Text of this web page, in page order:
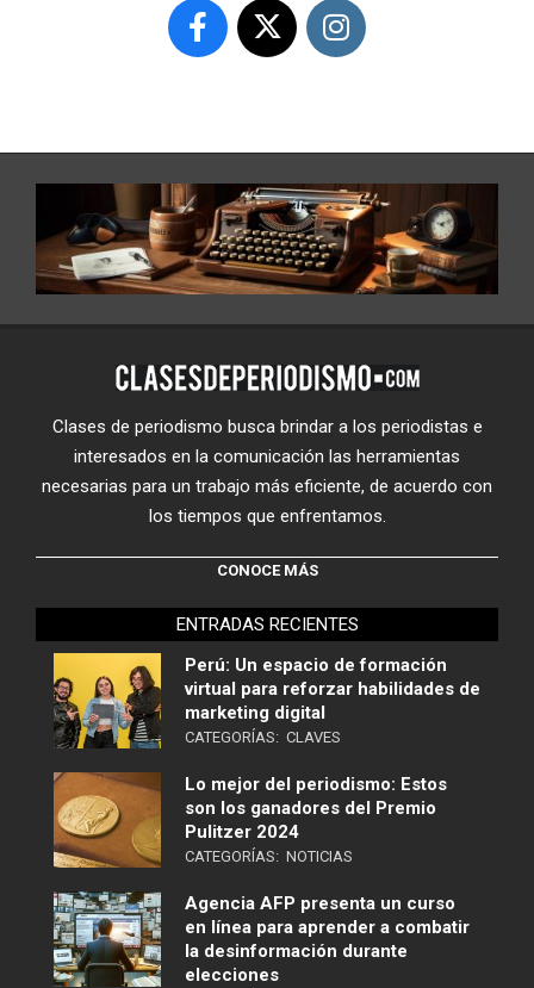
Clases de periodismo busca brindar a los periodistas e
interesados en la comunicación las herramientas
necesarias para un trabajo más eficiente, de acuerdo con
los tiempos que enfrentamos.
CONOCE MÁS
ENTRADAS RECIENTES
Perú: Un espacio de formación
virtual para reforzar habilidades de
marketing digital
CATEGORÍAS: CLAVES
Lo mejor del periodismo: Estos
son los ganadores del Premio
Pulitzer 2024
CATEGORÍAS: NOTICIAS
Agencia AFP presenta un curso
en línea para aprender a combatir
la desinformación durante
elecciones